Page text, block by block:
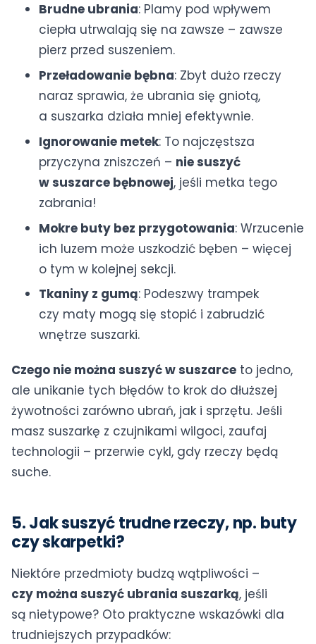
Brudne ubrania: Plamy pod wpływem
ciepła utrwalają się na zawsze – zawsze
pierz przed suszeniem.
Przeładowanie bębna: Zbyt dużo rzeczy
naraz sprawia, że ubrania się gniotą,
a suszarka działa mniej efektywnie.
Ignorowanie metek: To najczęstsza
przyczyna zniszczeń – nie suszyć
w suszarce bębnowej, jeśli metka tego
zabrania!
Mokre buty bez przygotowania: Wrzucenie
ich luzem może uszkodzić bęben – więcej
o tym w kolejnej sekcji.
Tkaniny z gumą: Podeszwy trampek
czy maty mogą się stopić i zabrudzić
wnętrze suszarki.
Czego nie można suszyć w suszarce to jedno,
ale unikanie tych błędów to krok do dłuższej
żywotności zarówno ubrań, jak i sprzętu. Jeśli
masz suszarkę z czujnikami wilgoci, zaufaj
technologii – przerwie cykl, gdy rzeczy będą
suche.
5. Jak suszyć trudne rzeczy, np. buty
czy skarpetki?
Niektóre przedmioty budzą wątpliwości –
czy można suszyć ubrania suszarką, jeśli
są nietypowe? Oto praktyczne wskazówki dla
trudniejszych przypadków: